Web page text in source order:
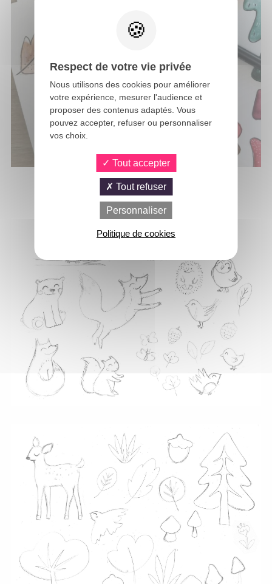
Respect de votre vie privée
Nous utilisons des cookies pour améliorer
votre expérience, mesurer l'audience et
proposer des contenus adaptés. Vous
pouvez accepter, refuser ou personnaliser
vos choix.
Tout accepter
Tout refuser
Personnaliser
Politique de cookies